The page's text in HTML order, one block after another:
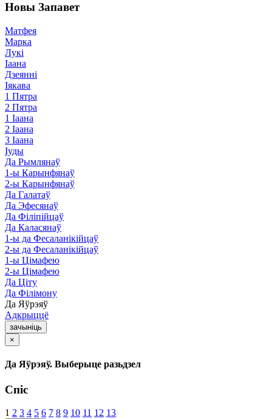
Новы Запавет
Матфея
Марка
Лукі
Іаана
Дзеянні
Іякава
1 Пятра
2 Пятра
1 Іаана
2 Іаана
3 Іаана
Іуды
Да Рымлянаў
1-ы Карынфянаў
2-ы Карынфянаў
Да Галатаў
Да Эфесянаў
Да Філіпійцаў
Да Каласянаў
1-ы да Фесаланікійцаў
2-ы да Фесаланікійцаў
1-ы Цімафею
2-ы Цімафею
Да Ціту
Да Філімону
Да Яўрэяў
Адкрыццё
зачыніць
×
Да Яўрэяў. Выберыце разьдзел
Спіс
1 2 3 4 5 6 7 8 9 10 11 12 13